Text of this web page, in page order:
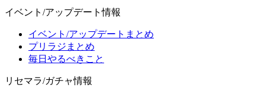
イベント/アップデート情報
イベント/アップデートまとめ
プリラジまとめ
毎日やるべきこと
リセマラ/ガチャ情報